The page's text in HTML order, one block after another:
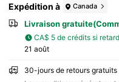
Expédition à Canada
Livraison
CA$ 5 de crédits si retard
21 août
30-jours de retours gratuits